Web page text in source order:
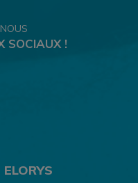
SOCIAUX !